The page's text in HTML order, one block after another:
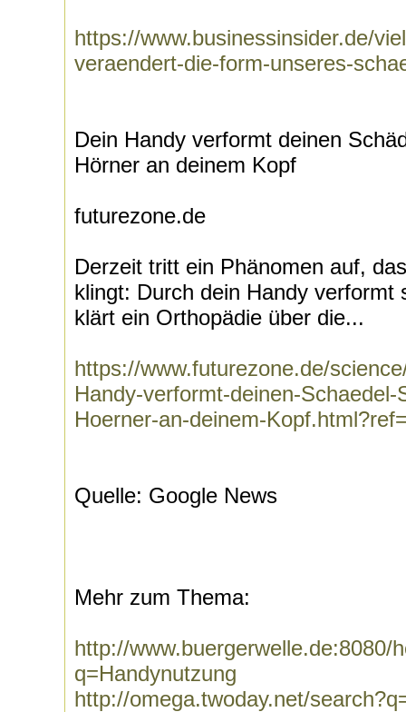
https://www.businessinsider.de/
veraendert-die-form-unseres-
Dein Handy verformt deinen
Hörner an deinem Kopf
futurezone.de
Derzeit tritt ein Phänomen auf,
klingt: Durch dein Handy verformt
klärt ein Orthopädie über die...
https://www.futurezone.de/
Handy-verformt-deinen-
Hoerner-an-deinem-
Quelle: Google News
Mehr zum Thema:
http://www.buergerwelle.de:8080/
q=Handynutzung
http://omega.twoday.net/